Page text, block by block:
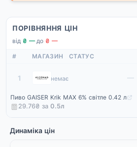
ПОРІВНЯННЯ ЦІН
від ₴ —·до ₴ —
# МАГАЗИН СТАТУС
1 Alcomag
немає —
Пиво GAISER Krik MAX 6% світле 0.42 л
29.76₴ за 0.5л
Динаміка цін